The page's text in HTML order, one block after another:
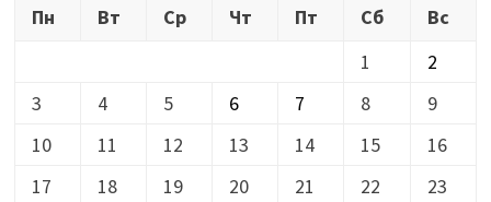
Пн
Вт Ср Чт Пт Сб
Вс
1
2
3
4 5 6 7 8
9
10
11 12 13 14 15
16
17
18 19 20 21 22
23